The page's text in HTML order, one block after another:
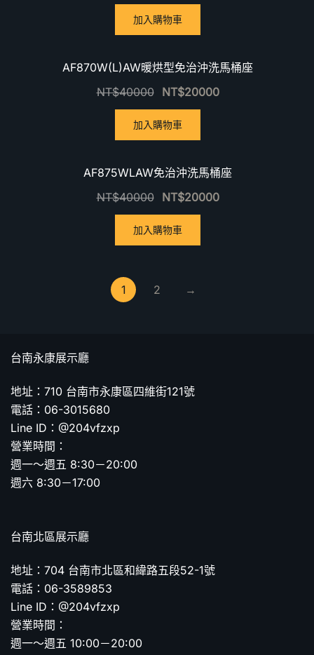
加入購物車
AF870W(L)AW暖烘型免治沖洗馬桶座
NT$40000 NT$20000
加入購物車
AF875WLAW免治沖洗馬桶座
NT$40000 NT$20000
加入購物車
1 2 →
台南永康展示廳
地址：710 台南市永康區四維街121號
電話：06-3015680
Line ID：@204vfzxp
營業時間：
週一～週五 8:30－20:00
週六 8:30－17:00
台南北區展示廳
地址：704 台南市北區和緯路五段52-1號
電話：06-3589853
Line ID：@204vfzxp
營業時間：
週一～週五 10:00－20:00